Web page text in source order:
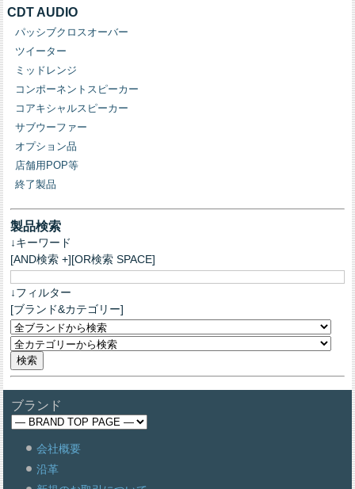
CDT AUDIO
パッシブクロスオーバー
ツイーター
ミッドレンジ
コンポーネントスピーカー
コアキシャルスピーカー
サブウーファー
オプション品
店舗用POP等
終了製品
製品検索
↓キーワード
[AND検索 +][OR検索 SPACE]
↓フィルター
[ブランド&カテゴリー]
ブランド
会社概要
沿革